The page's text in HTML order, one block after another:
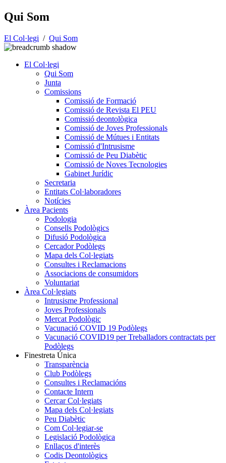
Qui Som
El Col·legi / Qui Som
El Col·legi
Qui Som
Junta
Comissions
Comissió de Formació
Comissió de Revista El PEU
Comissió deontològica
Comissió de Joves Professionals
Comissió de Mútues i Entitats
Comissió d'Intrusisme
Comissió de Peu Diabètic
Comissió de Noves Tecnologies
Gabinet Jurídic
Secretaria
Entitats Col·laboradores
Notícies
Àrea Pacients
Podologia
Consells Podològics
Difusió Podològica
Cercador Podòlegs
Mapa dels Col·legiats
Consultes i Reclamacions
Associacions de consumidors
Voluntariat
Àrea Col·legiats
Intrusisme Professional
Joves Professionals
Mercat Podològic
Vacunació COVID 19 Podòlegs
Vacunació COVID19 per Treballadors contractats per
Podòlegs
Finestreta Única
Transparència
Club Podòlegs
Consultes i Reclamacións
Contacte Intern
Cercar Col·legiats
Mapa dels Col·legiats
Peu Diabètic
Com Col·legiar-se
Legislació Podològica
Enllaços d'interès
Codis Deontològics